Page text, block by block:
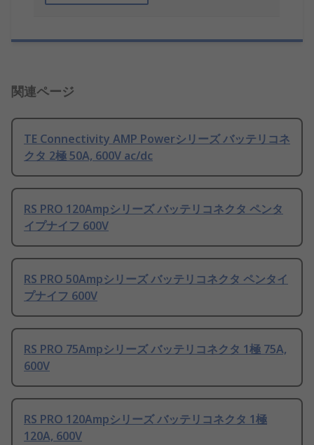
関連ページ
TE Connectivity AMP Powerシリーズ バッテリコネ
クタ 2極 50A, 600V ac/dc
RS PRO 120Ampシリーズ バッテリコネクタ ペンタ
イプナイフ 600V
RS PRO 50Ampシリーズ バッテリコネクタ ペンタイ
プナイフ 600V
RS PRO 75Ampシリーズ バッテリコネクタ 1極 75A,
600V
RS PRO 120Ampシリーズ バッテリコネクタ 1極
120A, 600V